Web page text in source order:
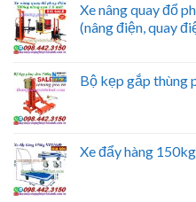
Xe nâng quay đổ
(nâng điện, quay
Bộ kẹp gắp thùng
Xe đẩy hàng